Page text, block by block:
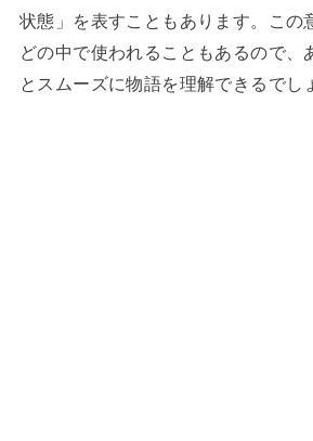
状態」を表すこともあります。この
どの中で使われることもあるので、
とスムーズに物語を理解できるでし